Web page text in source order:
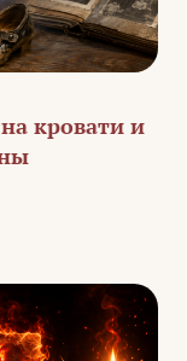
кровати и